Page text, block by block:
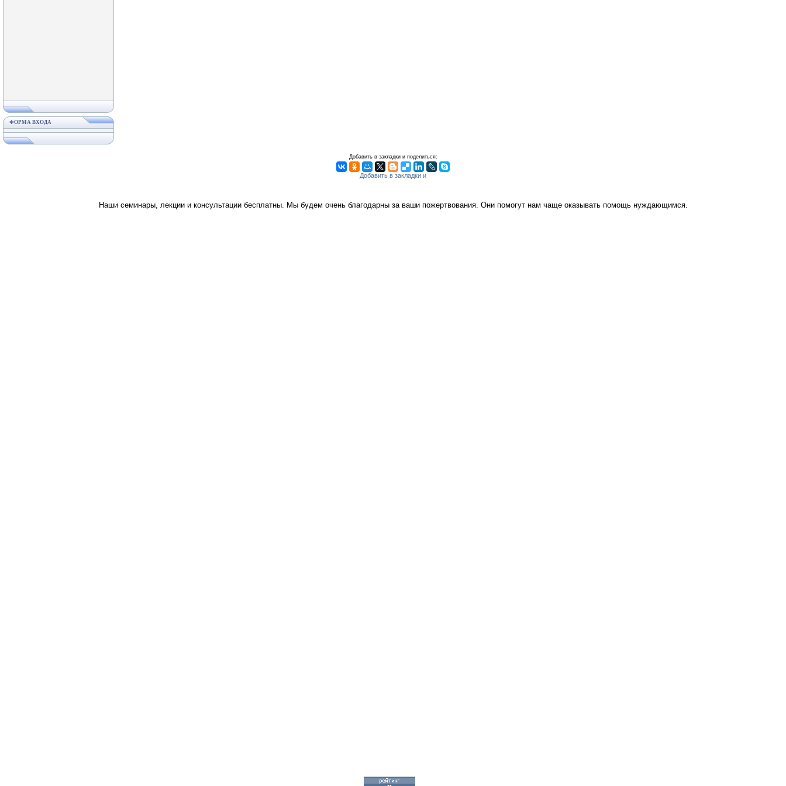
ФОРМА ВХОДА
Добавить в закладки и поделиться:
Наши семинары, лекции и консультации бесплатны. Мы будем очень благодарны за ваши пожертвования. Они помогут нам чаще оказывать помощь нуждающимся.